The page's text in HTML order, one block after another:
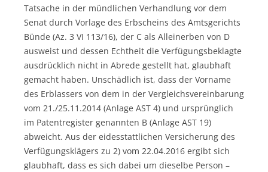
Tatsache in der mündlichen Verhandlung vor dem
Senat durch Vorlage des Erbscheins des Amtsgerichts
Bünde (Az. 3 VI 113/16), der C als Alleinerben von D
ausweist und dessen Echtheit die Verfügungsbeklagte
ausdrücklich nicht in Abrede gestellt hat, glaubhaft
gemacht haben. Unschädlich ist, dass der Vorname
des Erblassers von dem in der Vergleichsvereinbarung
vom 21./25.11.2014 (Anlage AST 4) und ursprünglich
im Patentregister genannten B (Anlage AST 19)
abweicht. Aus der eidesstattlichen Versicherung des
Verfügungsklägers zu 2) vom 22.04.2016 ergibt sich
glaubhaft, dass es sich dabei um dieselbe Person –